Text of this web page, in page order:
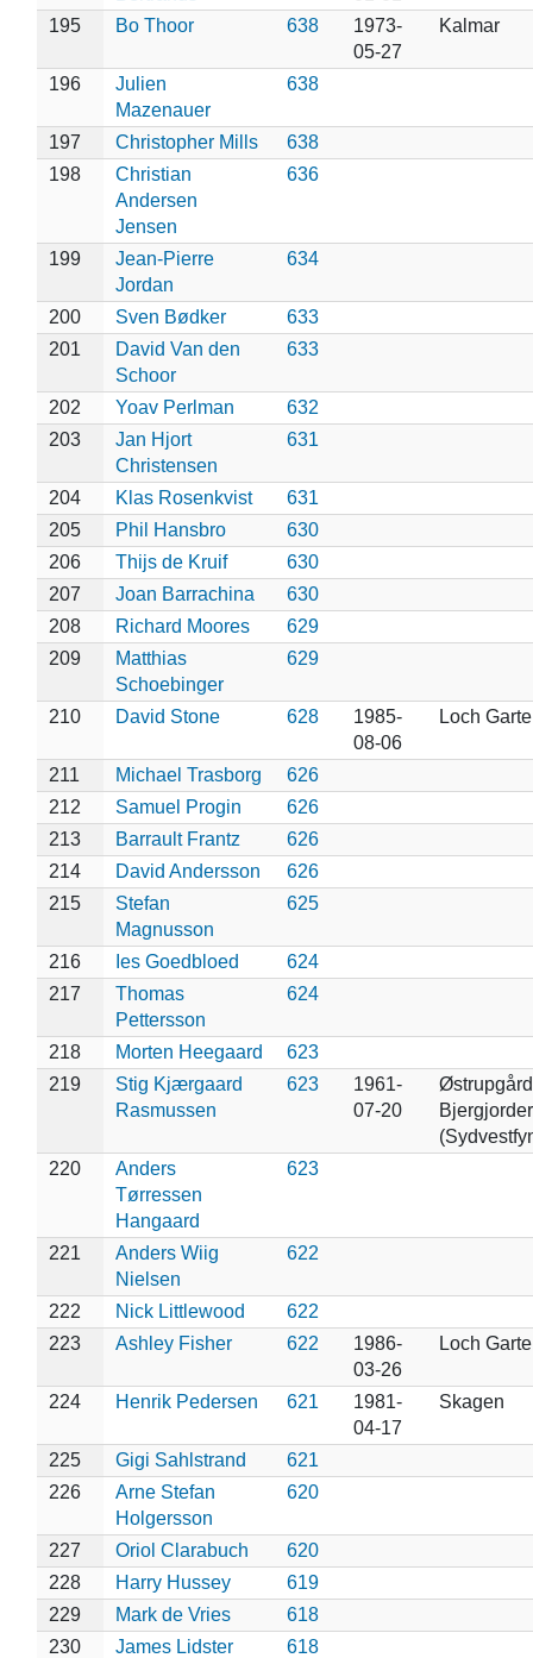
195 Bo Thoor 638
1973-
05-27
Kalmar
196
Julien
Mazenauer
638
197 Christopher Mills
638
198
Christian
Andersen
Jensen
636
199
Jean-Pierre
Jordan
634
200 Sven Bødker
633
201
David Van den
Schoor
633
202 Yoav Perlman
632
203
Jan Hjort
Christensen
631
204 Klas Rosenkvist
631
205
Phil Hansbro
630
206
Thijs de Kruif
630
207
Joan Barrachina
630
208
Richard Moores
629
209
Matthias
Schoebinger
629
210 David Stone 628
1985-
08-06
Loch
211 Michael Trasborg
626
212
Samuel Progin
626
213
Barrault Frantz
626
214
David Andersson
626
215
Stefan
Magnusson
625
216 Ies Goedbloed
624
217
Thomas
Pettersson
624
218 Morten Heegaard
623
219
Stig Kjærgaard
Rasmussen
623
1961-
07-20
Østrupgård
Bjergjorder
220
Anders
Tørressen
Hangaard
623
221
Anders Wiig
Nielsen
622
222 Nick Littlewood
622
223
Ashley Fisher 622
1986-
03-26
Loch
224 Henrik Pedersen 621
1981-
04-17
Skagen
225 Gigi Sahlstrand
621
226
Arne Stefan
Holgersson
620
227 Oriol Clarabuch
620
228
Harry Hussey
619
229
Mark de Vries
618
230
James Lidster
618